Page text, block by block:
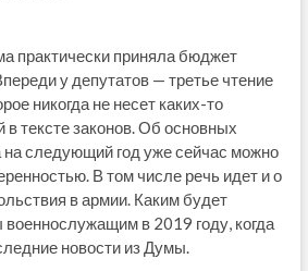
практически приняла бюджет
у депутатов — третье чтение
никогда не несет каких-то
тексте законов. Об основных
следующий год уже сейчас можно
В том числе речь идет и о
в армии. Каким будет
в 2019 году, когда
новости из Думы.